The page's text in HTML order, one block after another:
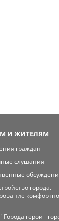
И ЖИТЕЛЯМ
граждан
слушания
города.
герои -